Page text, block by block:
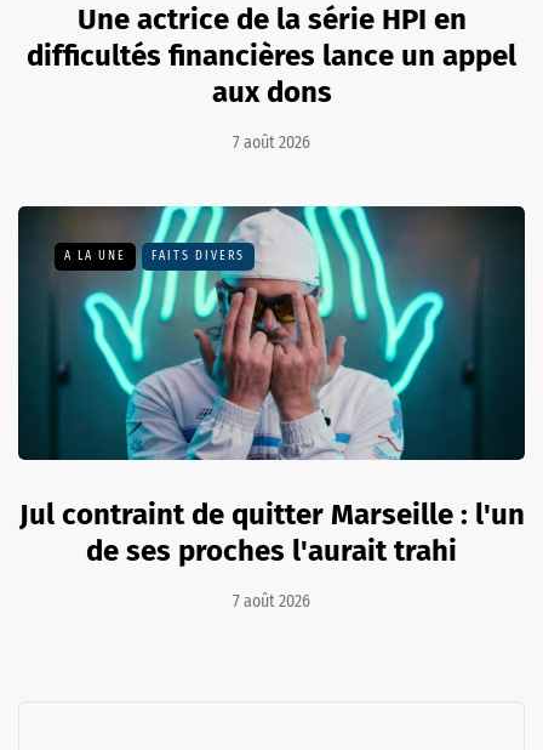
Une actrice de la série HPI en
difficultés financières lance un appel
aux dons
7 août 2026
A LA UNE FAITS DIVERS
Jul contraint de quitter Marseille : l'un
de ses proches l'aurait trahi
7 août 2026